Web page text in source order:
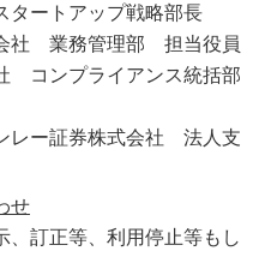
ートアップ戦略部長
社 業務管理部 担当役員
コンプライアンス統括部
レー証券株式会社 法人支
せ
、訂正等、利用停止等もし